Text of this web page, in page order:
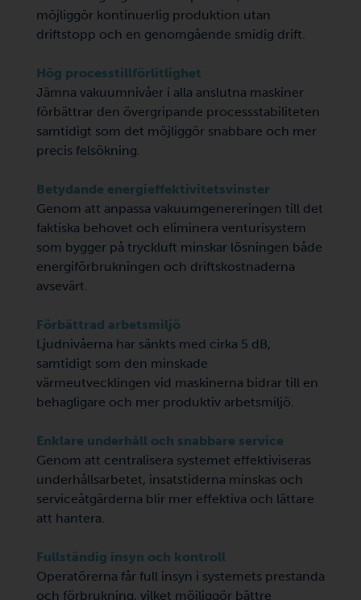
möjliggör kontinuerlig produktion utan
driftstopp och en genomgående smidig drift.
Hög processtillförlitlighet
Jämna vakuumnivåer i alla anslutna maskiner
förbättrar den övergripande processstabiliteten
samtidigt som det möjliggör snabbare och mer
precis felsökning.
Betydande energieffektivitetsvinster
Genom att anpassa vakuumgenereringen till det
faktiska behovet och eliminera venturisystem
som bygger på tryckluft minskar lösningen både
energiförbrukningen och driftskostnaderna
avsevärt.
Förbättrad arbetsmiljö
Ljudnivåerna har sänkts med cirka 5 dB,
samtidigt som den minskade
värmeutvecklingen vid maskinerna bidrar till en
behagligare och mer produktiv arbetsmiljö.
Enklare underhåll och snabbare service
Genom att centralisera systemet effektiviseras
underhållsarbetet, insatstiderna minskas och
serviceåtgärderna blir mer effektiva och lättare
att hantera.
Fullständig insyn och kontroll
Operatörerna får full insyn i systemets prestanda
och förbrukning, vilket möjliggör bättre